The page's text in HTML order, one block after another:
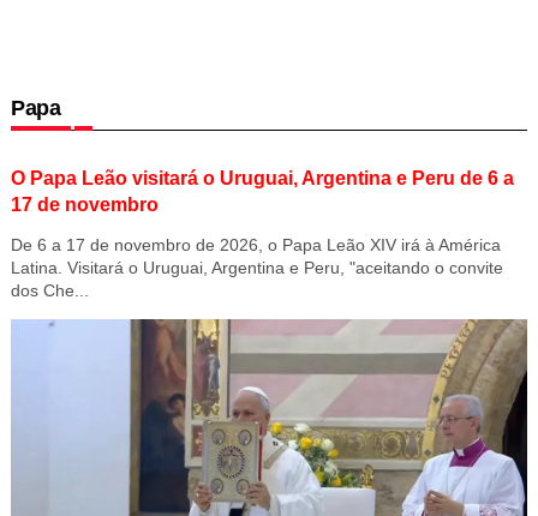
Papa
O Papa Leão visitará o Uruguai, Argentina e Peru de 6 a
17 de novembro
De 6 a 17 de novembro de 2026, o Papa Leão XIV irá à América
Latina. Visitará o Uruguai, Argentina e Peru, "aceitando o convite
dos Che...